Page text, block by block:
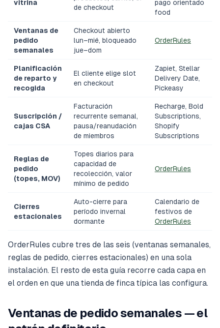
vitrina
de checkout
pago orientado
food
Ventanas de
pedido
semanales
Checkout abierto
lun–mié, bloqueado
jue–dom
OrderRules
Planificación
de reparto y
recogida
El cliente elige slot
en checkout
Zapiet, Stellar
Delivery Date,
Pickeasy
Suscripción /
cajas CSA
Facturación
recurrente semanal,
pausa/reanudación
de miembros
Recharge, Bold
Subscriptions,
Shopify
Subscriptions
Reglas de
pedido
(topes, MOV)
Topes diarios para
capacidad de
recolección, valor
mínimo de pedido
OrderRules
Cierres
estacionales
Auto-cierre para
período invernal
dormante
Calendario de
festivos de
OrderRules
OrderRules cubre tres de las seis (ventanas semanales,
reglas de pedido, cierres estacionales) en una sola
instalación. El resto de esta guía recorre cada capa en
el orden en que una tienda de finca típica las configura.
Ventanas de pedido semanales — el